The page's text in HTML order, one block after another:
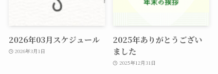
2026年03月スケジュール
2026年3月1日
2025年ありがとうござい
ました
2025年12月31日